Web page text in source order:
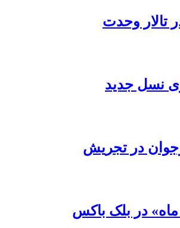
تالار وحدت
نسل جدید
در بلک باکس